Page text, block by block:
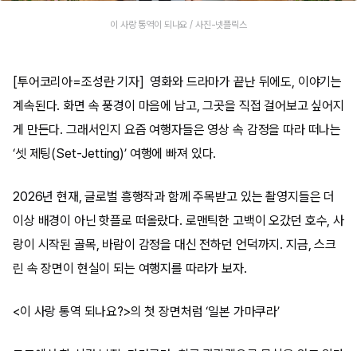
이 사랑 통역이 되나요 / 사진-넷플릭스
[투어코리아=조성란 기자] 영화와 드라마가 끝난 뒤에도, 이야기는
계속된다. 화면 속 풍경이 마음에 남고, 그곳을 직접 걸어보고 싶어지
게 만든다. 그래서인지 요즘 여행자들은 영상 속 감정을 따라 떠나는
‘셋 제팅(Set-Jetting)’ 여행에 빠져 있다.
2026년 현재, 글로벌 흥행작과 함께 주목받고 있는 촬영지들은 더
이상 배경이 아닌 핫플로 떠올랐다. 로맨틱한 고백이 오갔던 호수, 사
랑이 시작된 골목, 바람이 감정을 대신 전하던 언덕까지. 지금, 스크
린 속 장면이 현실이 되는 여행지를 따라가 보자.
<이 사랑 통역 되나요?>의 첫 장면처럼 ‘일본 가마쿠라’